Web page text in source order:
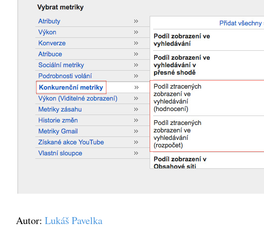
Autor: Lukáš Pavelka